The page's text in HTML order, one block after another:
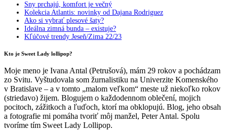
Sny prchajú, komfort je večný
Kolekcia Atlantis: novinky od Dajana Rodriguez
Ako si vybrať plesové šaty?
Ideálna zimná bunda – existuje?
Kľúčové trendy Jeseň/Zima 22/23
Kto je Sweet Lady lollipop?
Moje meno je Ivana Antal (Petrušová), mám 29 rokov a pochádzam
zo Svitu. Vyštudovala som žurnalistiku na Univerzite Komenského
v Bratislave – a v tomto „malom veľkom“ meste už niekoľko rokov
(striedavo) žijem. Blogujem o každodennom oblečení, mojich
pocitoch, zážitkoch a ľuďoch, ktorí ma obklopujú. Blog, jeho obsah
a fotografie mi pomáha tvoriť môj manžel, Peter Antal. Spolu
tvoríme tím Sweet Lady Lollipop.